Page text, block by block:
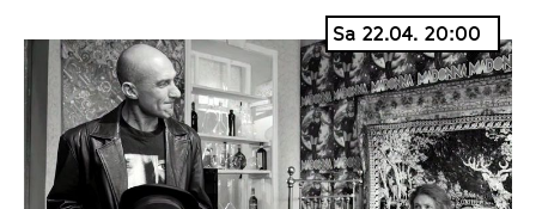
c
k
e
t
a
l
e
n
d
Sa 22.04. 20:00